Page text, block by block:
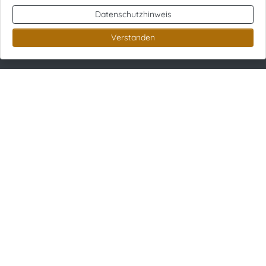
Datenschutzhinweis
Verstanden
0345 / 29 79 515
info@krea-halle.de